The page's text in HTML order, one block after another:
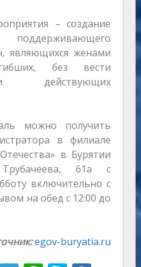
– создание
являющихся женами
без вести
действующих
можно получить
в филиале
в Бурятии
61а с
включительно с
на обед с 12:00 до
egov-buryatia.ru